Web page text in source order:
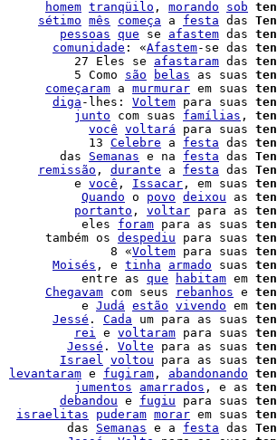
homem tranqüilo , morando sob
sétimo mês começa a festa das
pessoas que se afastem das
comunidade : «Afastem-se das
|          27 Eles se afastaram das
|          5 Como são belas as suas
começaram a murmurar em suas
diga -lhes: Voltem para suas
junto com suas famílias ,
você voltará para suas
|            13 Celebre a festa das
|        das Semanas e na festa das
remissão , durante a festa das
|          e você , Issacar , em suas
Quando o povo deixou as
portanto , voltar para as
|           eles foram para as suas
|      também os despediu para suas
|               8 «Voltem para suas
Moisés , e tinha armado suas
|           entre as que habitam em
Chegavam com seus rebanhos e
|           e Judá estão vivendo em
Jessé . Cada um para as suas
rei e voltaram para suas
Jessé . Volte para as suas
Israel voltou para as suas
levantaram e fugiram , abandonando
jumentos amarrados , e as
debandou e fugiu para suas
israelitas puderam morar em suas
|         das Semanas e a festa das